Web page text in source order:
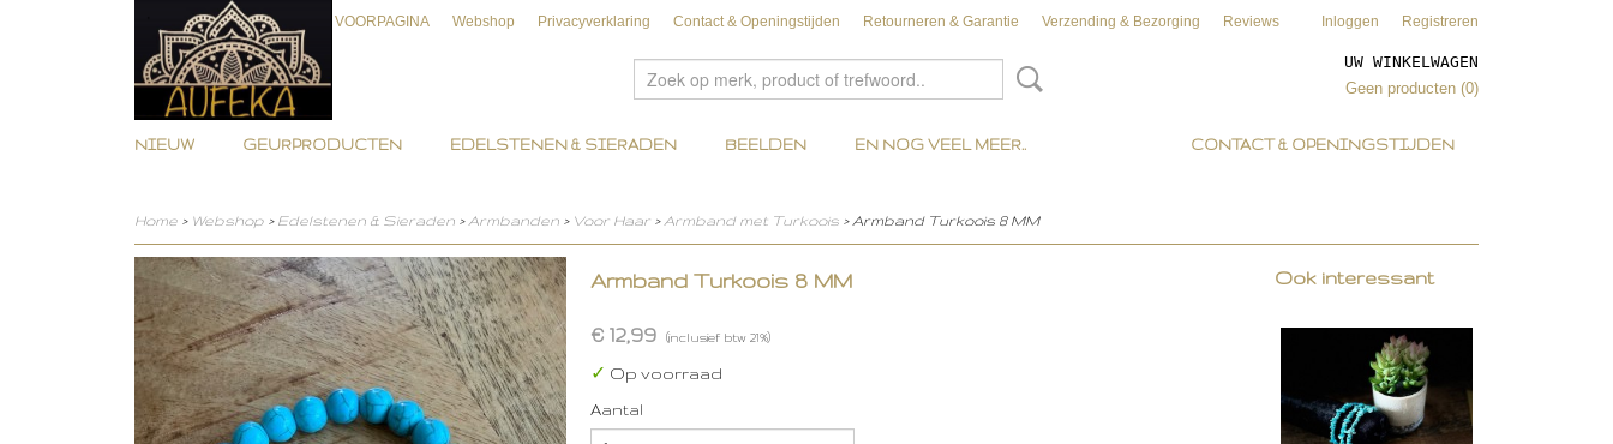
VOORPAGINA Webshop Privacyverklaring Contact & Openingstijden Retourneren & Garantie Verzending & Bezorging Reviews Inloggen Registreren
UW WINKELWAGEN
Geen producten (0)
CONTACT & OPENINGSTIJDEN
NIEUW GEURPRODUCTEN EDELSTENEN & SIERADEN BEELDEN EN NOG VEEL MEER..
Home > Webshop > Edelstenen & Sieraden > Armbanden > Voor Haar > Armband met Turkoois > Armband Turkoois 8 MM
Armband Turkoois 8 MM
€ 12,99 (inclusief btw 21%)
✓ Op voorraad
Aantal
Ook interessant